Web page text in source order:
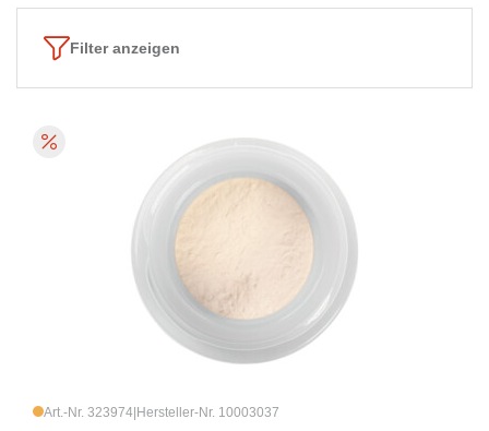
Filter anzeigen
Art.-Nr. 323974 Hersteller-Nr. 10003037